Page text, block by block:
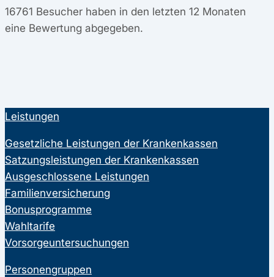
16761 Besucher haben in den letzten 12 Monaten
eine Bewertung abgegeben.
Leistungen
Gesetzliche Leistungen der Krankenkassen
Satzungsleistungen der Krankenkassen
Ausgeschlossene Leistungen
Familienversicherung
Bonusprogramme
Wahltarife
Vorsorgeuntersuchungen
Personengruppen